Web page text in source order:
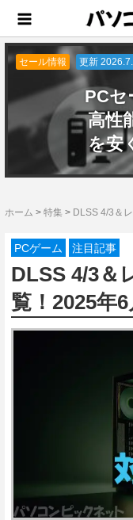
セール情報 更新
PCセ
高性
を安
ホーム > 特集 > DLSS 4/3＆
PCゲーム 注目記事
DLSS 4/3＆
覧！2025年